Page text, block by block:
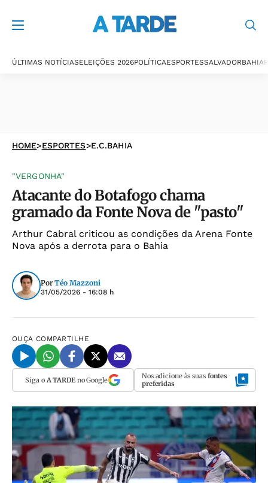
ÚLTIMAS NOTÍCIASELEIÇÕES 2026POLÍTICAESPORTESSALVADORBAHIA
HOME>ESPORTES>E.C.BAHIA
"VERGONHA"
Atacante do Botafogo chama
gramado da Fonte Nova de "pasto"
Arthur Cabral criticou as condições da Arena Fonte
Nova após a derrota para o Bahia
Por Téo Mazzoni
31/05/2026 - 16:08 h
OUÇA COMPARTILHE
Siga o A TARDEno Google Nos adicione às suas fontes
preferidas